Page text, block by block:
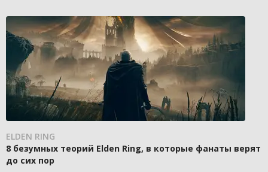
ELDEN RING
8 безумных теорий Elden Ring, в которые фанаты верят
до сих пор